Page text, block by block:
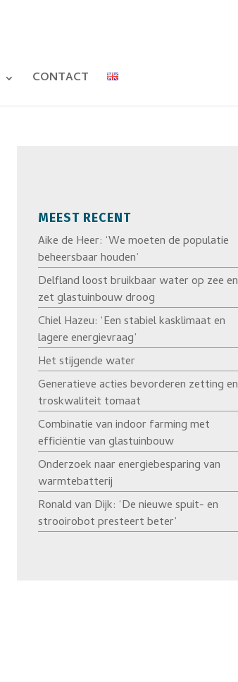
CONTACT
MEEST RECENT
Aike de Heer: ‘We moeten de populatie
beheersbaar houden’
Delfland loost bruikbaar water op zee en
zet glastuinbouw droog
Chiel Hazeu: ‘Een stabiel kasklimaat en
lagere energievraag’
Het stijgende water
Generatieve acties bevorderen zetting en
troskwaliteit tomaat
Combinatie van indoor farming met
efficiëntie van glastuinbouw
Onderzoek naar energiebesparing van
warmtebatterij
Ronald van Dijk: ‘De nieuwe spuit- en
strooirobot presteert beter’